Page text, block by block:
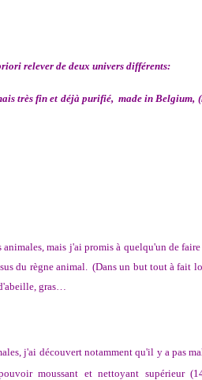
relever de deux univers différents:
très fin et déjà purifié, made in Belgium,
mais j'ai promis à quelqu'un de faire
du règne animal. (Dans un but tout à fait
gras…
j'ai découvert notamment qu'il y a pas
moussant et nettoyant supérieur